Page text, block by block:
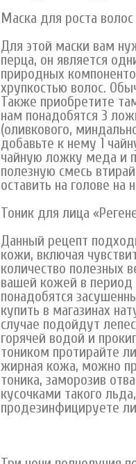
Маска для роста
Для этой маски вам
перца, он является
природных
хрупкостью волос.
Также приобретите
нам понадобятся 3
(оливкового,
добавьте к нему 1
чайную ложку меда и
полезную смесь
оставить на голове на
Тоник для лица
Данный рецепт
кожи, включая
количество полезных
вашей кожей в
понадобятся
купить в магазинах
случае подойдут
горячей водой и
тоником протирайте
жирная кожа, можно
тоника, заморозив
кусочками такого
продезинфицируете